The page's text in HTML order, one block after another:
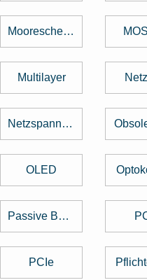
Mooresche Gesetz
Multilayer
Netzspannung
OLED
Passive Bauelemente
PCIe